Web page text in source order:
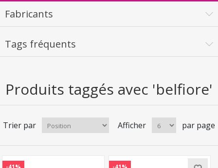
Fabricants
Tags fréquents
Produits taggés avec 'belfiore'
Trier par Afficher par page